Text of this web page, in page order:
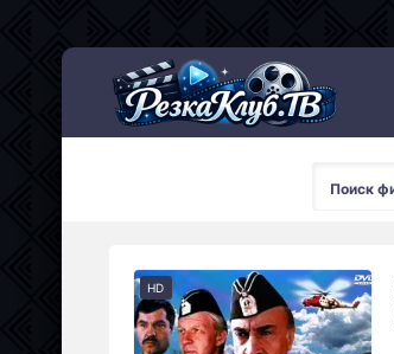
HD
Мультсериалы